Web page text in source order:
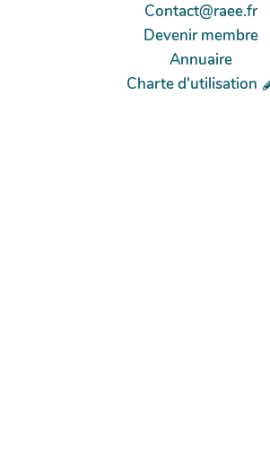
Contact@raee.fr
Devenir membre
Annuaire
Charte d'utilisation